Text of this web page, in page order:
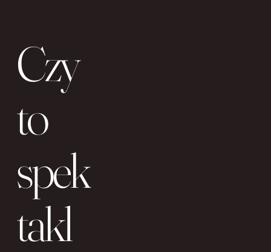
Czy
to
spek
takl